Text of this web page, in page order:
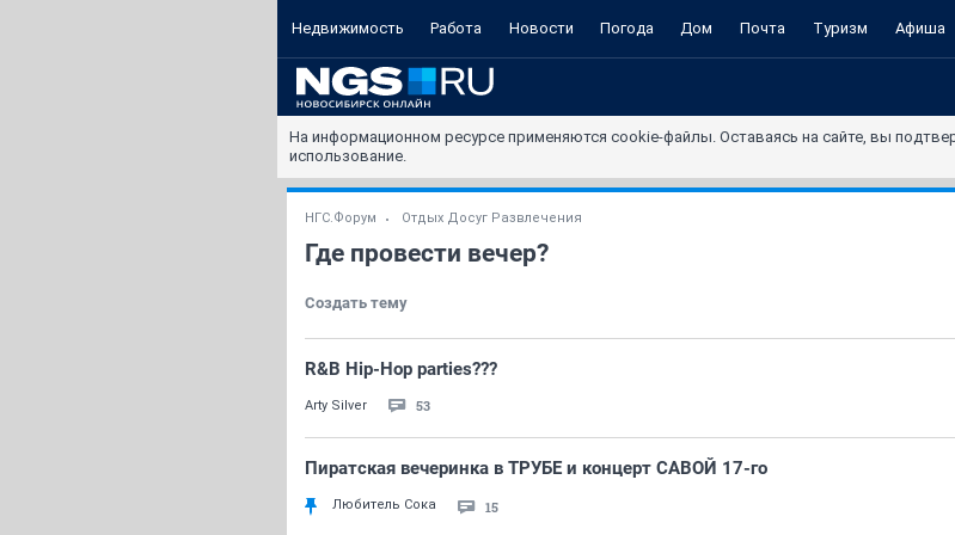
Недвижимость Работа Новости Погода Дом Почта Туризм Афиша
На информационном ресурсе применяются cookie-файлы. Оставаясь на сайте, вы
использование.
НГС.Форум Отдых Досуг Развлечения
Где провести вечер?
Создать тему
R&B Hip-Hop parties???
Arty Silver 53
Пиратская вечеринка в ТРУБЕ и концерт САВОЙ 17-го
Любитель Сока 15